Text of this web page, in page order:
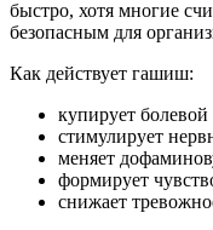
быстро, хотя многие
безопасным для
Как действует гашиш:
купирует
стимулирует
меняет
формирует
снижает